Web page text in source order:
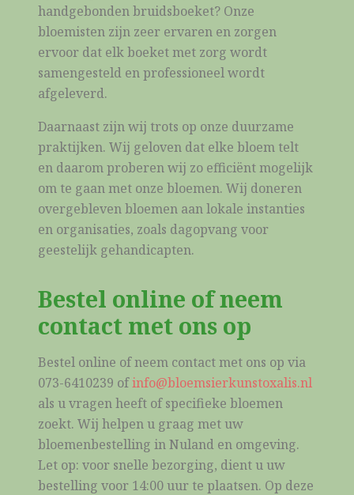
handgebonden bruidsboeket? Onze
bloemisten zijn zeer ervaren en zorgen
ervoor dat elk boeket met zorg wordt
samengesteld en professioneel wordt
afgeleverd.
Daarnaast zijn wij trots op onze duurzame
praktijken. Wij geloven dat elke bloem telt
en daarom proberen wij zo efficiënt mogelijk
om te gaan met onze bloemen. Wij doneren
overgebleven bloemen aan lokale instanties
en organisaties, zoals dagopvang voor
geestelijk gehandicapten.
Bestel online of neem
contact met ons op
Bestel online of neem contact met ons op via
073-6410239 ofinfo@bloemsierkunstoxalis.nl
als u vragen heeft of specifieke bloemen
zoekt. Wij helpen u graag met uw
bloemenbestelling in Nuland en omgeving.
Let op: voor snelle bezorging, dient u uw
bestelling voor 14:00 uur te plaatsen. Op deze